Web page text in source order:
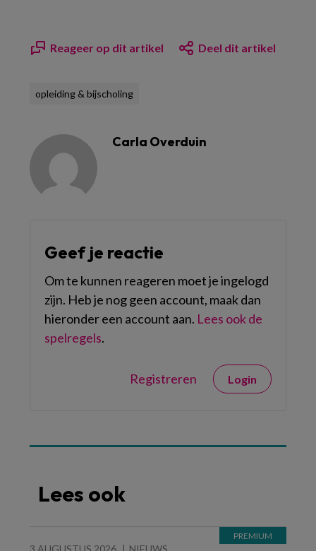
Reageer op dit artikel Deel dit artikel
opleiding & bijscholing
Carla Overduin
Geef je reactie
Om te kunnen reageren moet je ingelogd
zijn. Heb je nog geen account, maak dan
hieronder een account aan. Lees ook de
spelregels.
Registreren Login
Lees ook
3 AUGUSTUS 2026 NIEUWS